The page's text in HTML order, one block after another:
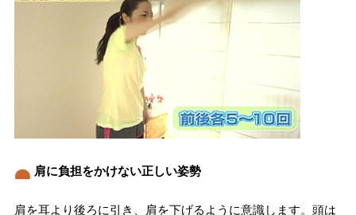
肩に負担をかけない正しい姿勢
肩を耳より後ろに引き、肩を下げるように意識します。頭は